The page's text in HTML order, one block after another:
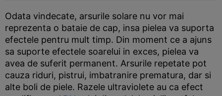
Odata vindecate, arsurile solare nu vor mai
reprezenta o bataie de cap, insa pielea va suporta
efectele pentru mult timp. Din moment ce a ajuns
sa suporte efectele soarelui in exces, pielea va
avea de suferit permanent. Arsurile repetate pot
cauza riduri, pistrui, imbatranire prematura, dar si
alte boli de piele. Razele ultraviolete au ca efect